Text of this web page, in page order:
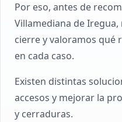
Por eso, antes de
Villamediana de
cierre y valoramos qué
en cada caso.
Existen distintas
accesos y mejorar la
y cerraduras.